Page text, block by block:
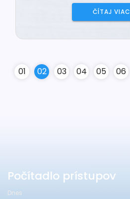
ČÍTAJ VIAC
01 02 03 04 05 06
Počítadlo prístupov
Dnes